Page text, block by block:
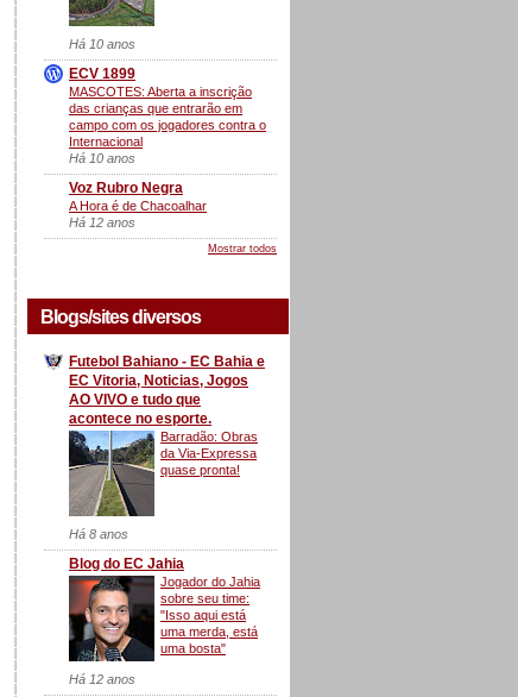
Há 10 anos
ECV 1899
MASCOTES: Aberta a inscrição
das crianças que entrarão em
campo com os jogadores contra o
Internacional
Há 10 anos
Voz Rubro Negra
A Hora é de Chacoalhar
Há 12 anos
Mostrar todos
Blogs/sites diversos
Futebol Bahiano - EC Bahia e
EC Vitoria, Noticias, Jogos
AO VIVO e tudo que
acontece no esporte.
Barradão: Obras
da Via-Expressa
quase pronta!
Há 8 anos
Blog do EC Jahia
Jogador do Jahia
sobre seu time:
"Isso aqui está
uma merda, está
uma bosta"
Há 12 anos